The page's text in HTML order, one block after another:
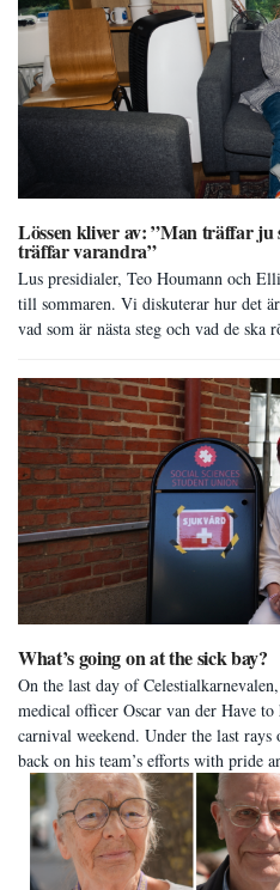
Lössen kliver av: ”Man träffar
träffar varandra”
Lus presidialer, Teo Houmann och
till sommaren. Vi diskuterar hur det
vad som är nästa steg och vad de ska
What’s going on at the sick bay?
On the last day of
medical officer Oscar van der Have
carnival weekend. Under the last
back on his team’s efforts with pride